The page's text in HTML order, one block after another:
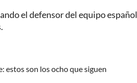
el defensor del equipo español
estos son los ocho que siguen